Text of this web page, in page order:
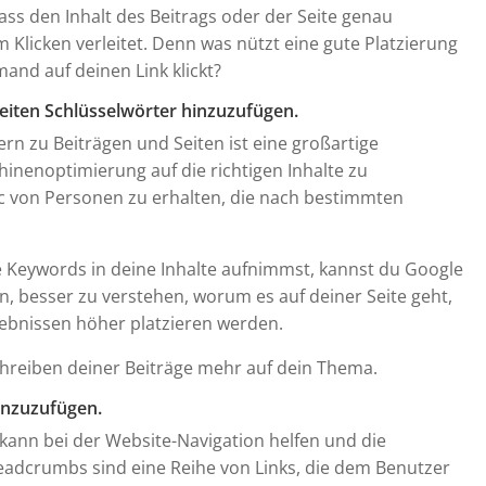
den Inhalt des Beitrags oder der Seite genau
Klicken verleitet. Denn was nützt eine gute Platzierung
auf deinen Link klickt?
Schlüsselwörter hinzuzufügen.
zu Beiträgen und Seiten ist eine großartige
auf die richtigen Inhalte zu
Personen zu erhalten, die nach bestimmten
in deine Inhalte aufnimmst, kannst du Google
besser zu verstehen, worum es auf deiner Seite geht,
höher platzieren werden.
deiner Beiträge mehr auf dein Thema.
bei der Website-Navigation helfen und die
sind eine Reihe von Links, die dem Benutzer